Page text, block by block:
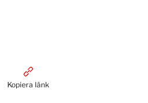
Kopiera länk